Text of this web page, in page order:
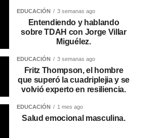
EDUCACIÓN 3 semanas ago
Entendiendo y hablando
sobre TDAH con Jorge Villar
Miguélez.
EDUCACIÓN 3 semanas ago
Fritz Thompson, el hombre
que superó la cuadriplejia y se
volvió experto en resiliencia.
EDUCACIÓN 1 mes ago
Salud emocional masculina.